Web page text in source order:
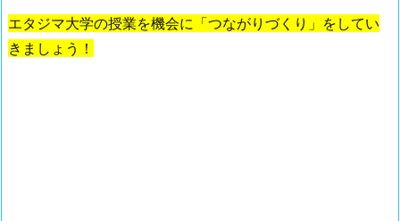
エタジマ大学の授業を機会に「つながりづくり」をしてい
きましょう！